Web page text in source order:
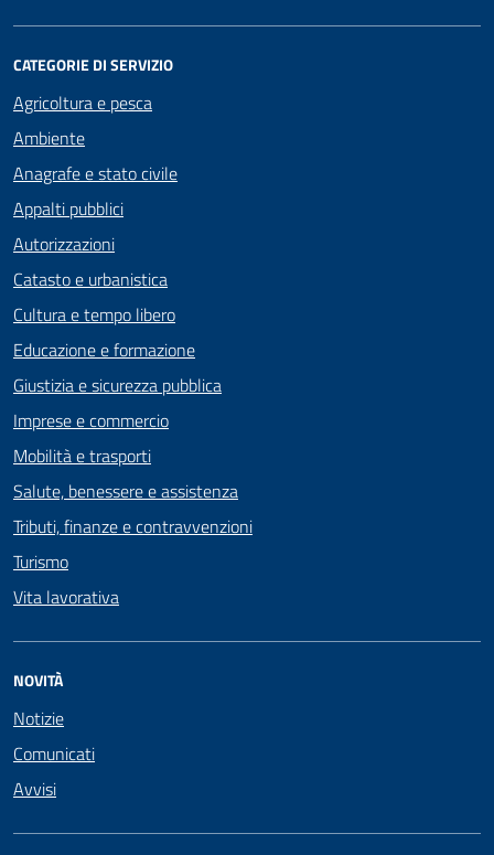
CATEGORIE DI SERVIZIO
Agricoltura e pesca
Ambiente
Anagrafe e stato civile
Appalti pubblici
Autorizzazioni
Catasto e urbanistica
Cultura e tempo libero
Educazione e formazione
Giustizia e sicurezza pubblica
Imprese e commercio
Mobilità e trasporti
Salute, benessere e assistenza
Tributi, finanze e contravvenzioni
Turismo
Vita lavorativa
NOVITÀ
Notizie
Comunicati
Avvisi